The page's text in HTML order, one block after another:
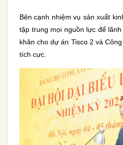
Bên cạnh nhiệm vụ sản xuất
tập trung mọi nguồn lực để
khăn cho dự án Tisco 2 và
tích cực.